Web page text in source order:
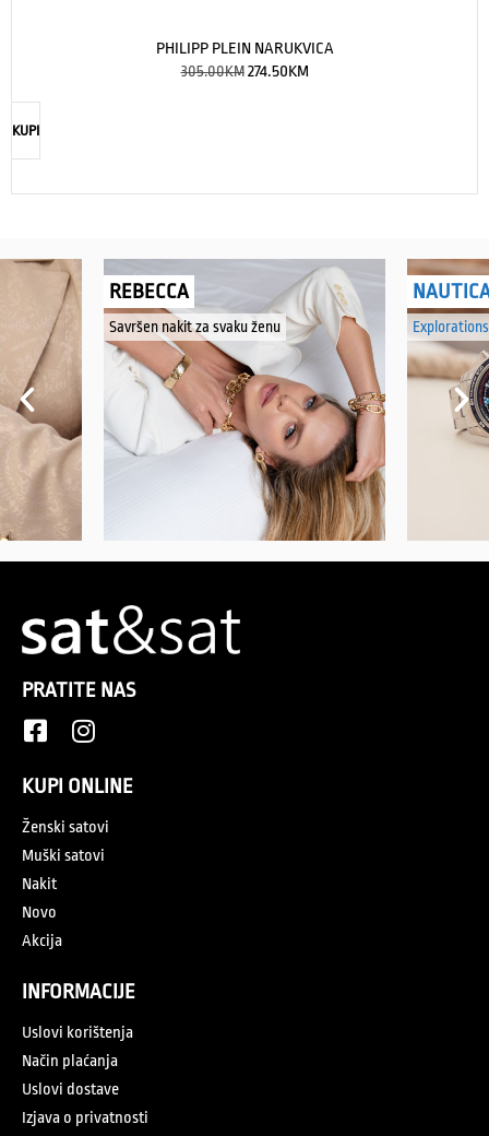
PHILIPP PLEIN NARUKVICA
305.00KM 274.50KM
KUPI
REBECCA
Savršen nakit za svaku ženu
PRATITE NAS
KUPI ONLINE
Ženski satovi
Muški satovi
Nakit
Novo
Akcija
INFORMACIJE
Uslovi korištenja
Način plaćanja
Uslovi dostave
Izjava o privatnosti